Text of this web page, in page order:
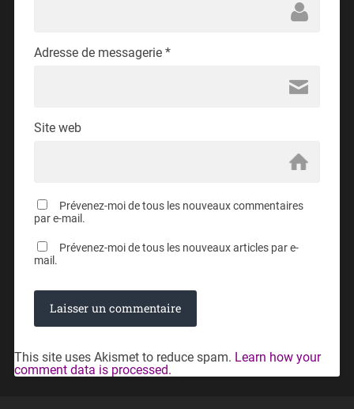
Adresse de messagerie *
Site web
Prévenez-moi de tous les nouveaux commentaires
par e-mail.
Prévenez-moi de tous les nouveaux articles par e-
mail.
This site uses Akismet to reduce spam. Learn how your
comment data is processed.